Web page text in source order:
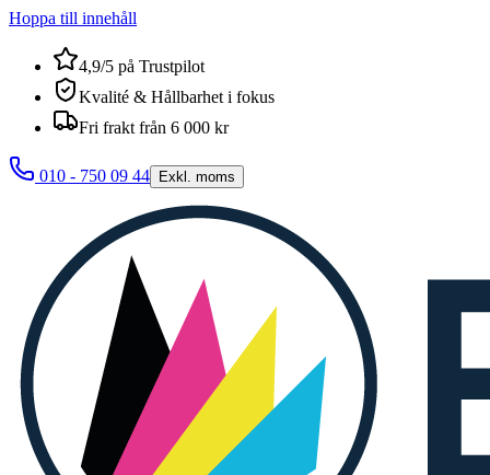
Hoppa till innehåll
4,9/5 på Trustpilot
Kvalité & Hållbarhet i fokus
Fri frakt från 6 000 kr
010 - 750 09 44 Exkl. moms